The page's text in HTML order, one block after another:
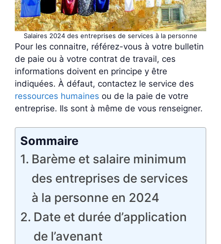
Salaires 2024 des entreprises de services à la personne
Pour les connaitre, référez-vous à votre bulletin
de paie ou à votre contrat de travail, ces
informations doivent en principe y être
indiquées. À défaut, contactez le service des
ressources humaines ou de la paie de votre
entreprise. Ils sont à même de vous renseigner.
Sommaire
Barème et salaire minimum
des entreprises de services
à la personne en 2024
Date et durée d’application
de l’avenant